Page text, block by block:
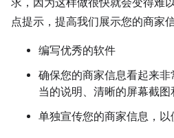
求，因为这样做很快就会变得难
点提示，提高我们展示您的商家
编写优秀的软件
确保您的商家信息看起来
当的说明、清晰的屏幕截图
单独宣传您的商家信息，以